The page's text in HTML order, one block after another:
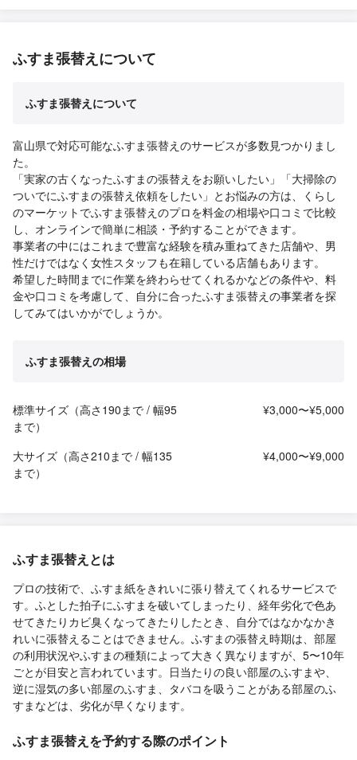
ふすま張替えについて
ふすま張替えについて
富山県で対応可能なふすま張替えのサービスが多数見つかりまし
た。
「実家の古くなったふすまの張替えをお願いしたい」「大掃除の
ついでにふすまの張替え依頼をしたい」とお悩みの方は、くらし
のマーケットでふすま張替えのプロを料金の相場や口コミで比較
し、オンラインで簡単に相談・予約することができます。
事業者の中にはこれまで豊富な経験を積み重ねてきた店舗や、男
性だけではなく女性スタッフも在籍している店舗もあります。
希望した時間までに作業を終わらせてくれるかなどの条件や、料
金や口コミを考慮して、自分に合ったふすま張替えの事業者を探
してみてはいかがでしょうか。
ふすま張替えの相場
標準サイズ（高さ190まで / 幅95
まで）
¥3,000〜¥5,000
大サイズ（高さ210まで / 幅135
まで）
¥4,000〜¥9,000
ふすま張替えとは
プロの技術で、ふすま紙をきれいに張り替えてくれるサービスで
す。ふとした拍子にふすまを破いてしまったり、経年劣化で色あ
せてきたりカビ臭くなってきたりしたとき、自分ではなかなかき
れいに張替えることはできません。ふすまの張替え時期は、部屋
の利用状況やふすまの種類によって大きく異なりますが、5〜10年
ごとが目安と言われています。日当たりの良い部屋のふすまや、
逆に湿気の多い部屋のふすま、タバコを吸うことがある部屋のふ
すまなどは、劣化が早くなります。
ふすま張替えを予約する際のポイント